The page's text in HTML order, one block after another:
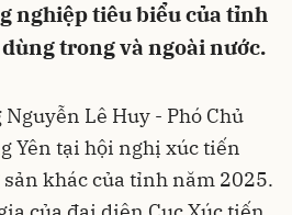
nghiệp tiêu biểu của tỉnh
trong và ngoài nước.
Lê Huy - Phó Chủ
Yên tại hội nghị xúc tiến
khác của tỉnh năm 2025.